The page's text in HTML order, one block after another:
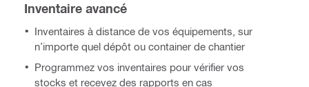
Inventaire avancé
Inventaires à distance de vos équipements, sur
n’importe quel dépôt ou container de chantier
Programmez vos inventaires pour vérifier vos
stocks et recevez des rapports en cas